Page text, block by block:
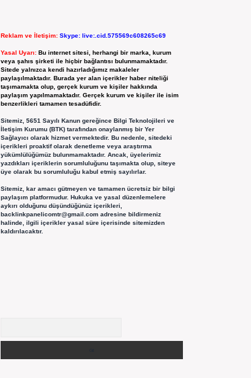
Reklam ve İletişim: Skype: live:.cid.575569c608265c69
Yasal Uyarı: Bu internet sitesi, herhangi bir marka, kurum
veya şahıs şirketi ile hiçbir bağlantısı bulunmamaktadır.
Sitede yalnızca kendi hazırladığımız makaleler
paylaşılmaktadır. Burada yer alan içerikler haber niteliği
taşımamakta olup, gerçek kurum ve kişiler hakkında
paylaşım yapılmamaktadır. Gerçek kurum ve kişiler ile isim
benzerlikleri tamamen tesadüfidir.
Sitemiz, 5651 Sayılı Kanun gereğince Bilgi Teknolojileri ve
İletişim Kurumu (BTK) tarafından onaylanmış bir Yer
Sağlayıcı olarak hizmet vermektedir. Bu nedenle, sitedeki
içerikleri proaktif olarak denetleme veya araştırma
yükümlülüğümüz bulunmamaktadır. Ancak, üyelerimiz
yazdıkları içeriklerin sorumluluğunu taşımakta olup, siteye
üye olarak bu sorumluluğu kabul etmiş sayılırlar.
Sitemiz, kar amacı gütmeyen ve tamamen ücretsiz bir bilgi
paylaşım platformudur. Hukuka ve yasal düzenlemelere
aykırı olduğunu düşündüğünüz içerikleri,
backlinkpanelicomtr@gmail.comadresine bildirmeniz
halinde, ilgili içerikler yasal süre içerisinde sitemizden
kaldırılacaktır.